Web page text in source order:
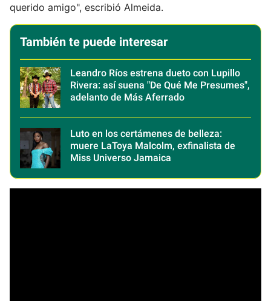
querido amigo", escribió Almeida.
También te puede interesar
Leandro Ríos estrena dueto con Lupillo
Rivera: así suena "De Qué Me Presumes",
adelanto de Más Aferrado
Luto en los certámenes de belleza:
muere LaToya Malcolm, exfinalista de
Miss Universo Jamaica